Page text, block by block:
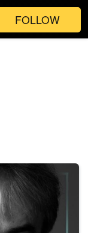
FOLLOW